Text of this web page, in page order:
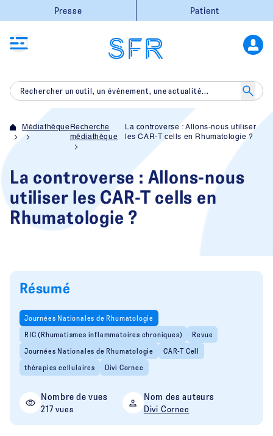
Presse Patient
Médiathèque Recherche
médiathèque
La controverse : Allons-nous utiliser
les CAR-T cells en Rhumatologie ?
La controverse : Allons-nous
utiliser les CAR-T cells en
Rhumatologie ?
Résumé
Journées Nationales de Rhumatologie
RIC (Rhumatismes inflammatoires chroniques)
Revue
Journées Nationales de Rhumatologie
CAR-T Cell
thérapies cellulaires
Divi Cornec
Nombre de vues
217 vues
Nom des auteurs
Divi Cornec